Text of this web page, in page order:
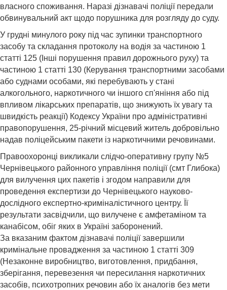
власного споживання. Наразі дізнавачі поліції передали
обвинувальний акт щодо порушника для розгляду до суду.
У грудні минулого року під час зупинки транспортного
засобу та складання протоколу на водія за частиною 1
статті 125 (Інші порушення правил дорожнього руху) та
частиною 1 статті 130 (Керування транспортними засобами
або суднами особами, які перебувають у стані
алкогольного, наркотичного чи іншого сп'яніння або під
впливом лікарських препаратів, що знижують їх увагу та
швидкість реакції) Кодексу України про адміністративні
правопорушення, 25-річний місцевий житель добровільно
надав поліцейським пакети із наркотичними речовинами.
Правоохоронці викликали слідчо-оперативну групу №5
Чернівецького районного управління поліції (смт Глибока)
для вилучення цих пакетів і згодом направили для
проведення експертизи до Чернівецького науково-
дослідного експертно-криміналістичного центру. Її
результати засвідчили, що вилучене є амфетаміном та
канабісом, обіг яких в Україні заборонений.
За вказаним фактом дізнавачі поліції завершили
кримінальне провадження за частиною 1 статті 309
(Незаконне виробництво, виготовлення, придбання,
зберігання, перевезення чи пересилання наркотичних
засобів, психотропних речовин або їх аналогів без мети